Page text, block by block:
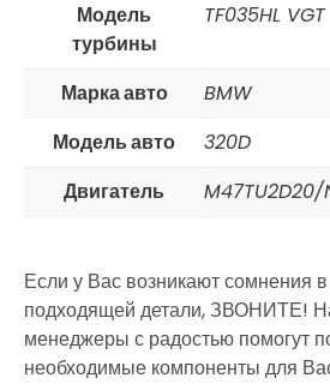
Модель
турбины
TF035HL VGT
Марка авто
BMW
Модель авто
320D
Двигатель
M47TU2D20/
Если у Вас возникают сомнения
подходящей детали, ЗВОНИТЕ!
менеджеры с радостью помогут
необходимые компоненты для